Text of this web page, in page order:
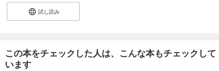
試し読み
この本をチェックした人は、こんな本もチェックして
います